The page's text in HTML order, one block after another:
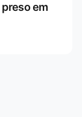
preso em